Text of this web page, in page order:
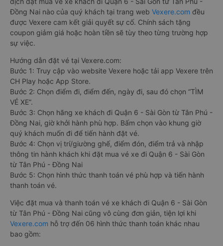
Đồng Nai nào của quý khách tại trang web Vexere.com đều
được Vexere cam kết giải quyết sự cố. Chính sách tặng
coupon giảm giá hoặc hoàn tiền sẽ tùy theo từng trường hợp
sự việc.
Hướng dẫn đặt vé tại Vexere.com:
Bước 1: Truy cập vào website Vexere hoặc tải app Vexere trên
CH Play hoặc App Store.
Bước 2: Chọn điểm đi, điểm đến, ngày đi, sau đó chọn “TÌM
VÉ XE”.
Bước 3: Chọn hãng xe khách đi Quận 6 - Sài Gòn từ Tân Phú -
Đồng Nai, giờ khởi hành phù hợp. Bấm chọn vào khung giờ
quý khách muốn đi để tiến hành đặt vé.
Bước 4: Chọn vị trí/giường ghế, điểm đón, điểm trả và nhập
thông tin hành khách khi đặt mua vé xe đi Quận 6 - Sài Gòn
từ Tân Phú - Đồng Nai
Bước 5: Chọn hình thức thanh toán vé phù hợp và tiến hành
thanh toán vé.
Việc đặt mua và thanh toán vé xe khách đi Quận 6 - Sài Gòn
từ Tân Phú - Đồng Nai cũng vô cùng đơn giản, tiện lợi khi
Vexere.com hỗ trợ đến 06 hình thức thanh toán khác nhau
bao gồm: